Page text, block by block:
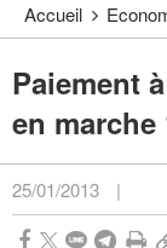
Accueil
Paiement
en marche
25/01/2013 |